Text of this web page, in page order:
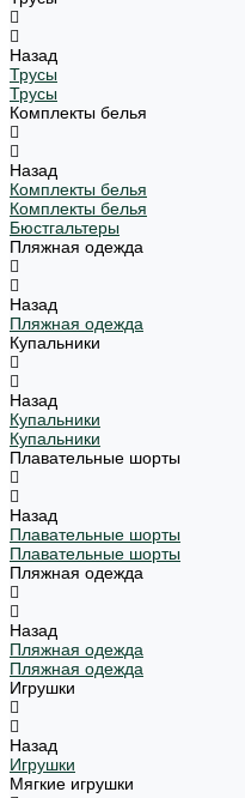
Назад
Трусы
Трусы
Комплекты белья
Назад
Комплекты белья
Комплекты белья
Бюстгальтеры
Пляжная одежда
Назад
Пляжная одежда
Купальники
Назад
Купальники
Купальники
Плавательные шорты
Назад
Плавательные шорты
Плавательные шорты
Пляжная одежда
Назад
Пляжная одежда
Пляжная одежда
Игрушки
Назад
Игрушки
Мягкие игрушки